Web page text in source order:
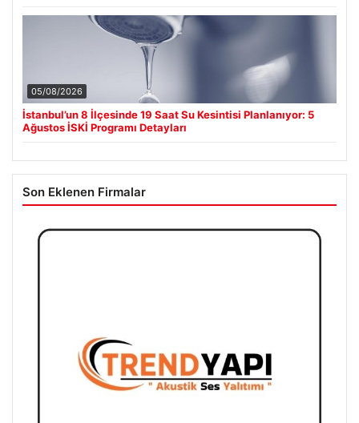
05/08/2026
İstanbul’un 8 İlçesinde 19 Saat Su Kesintisi Planlanıyor: 5
Ağustos İSKİ Programı Detayları
Son Eklenen Firmalar